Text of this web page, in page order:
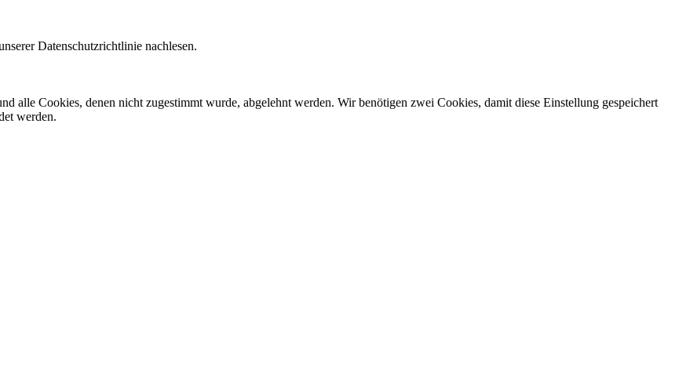
Datenschutzrichtlinie nachlesen.
alle Cookies, denen nicht zugestimmt wurde, abgelehnt werden. Wir benötigen zwei Cookies, damit diese Einstellung gespeichert
werden.